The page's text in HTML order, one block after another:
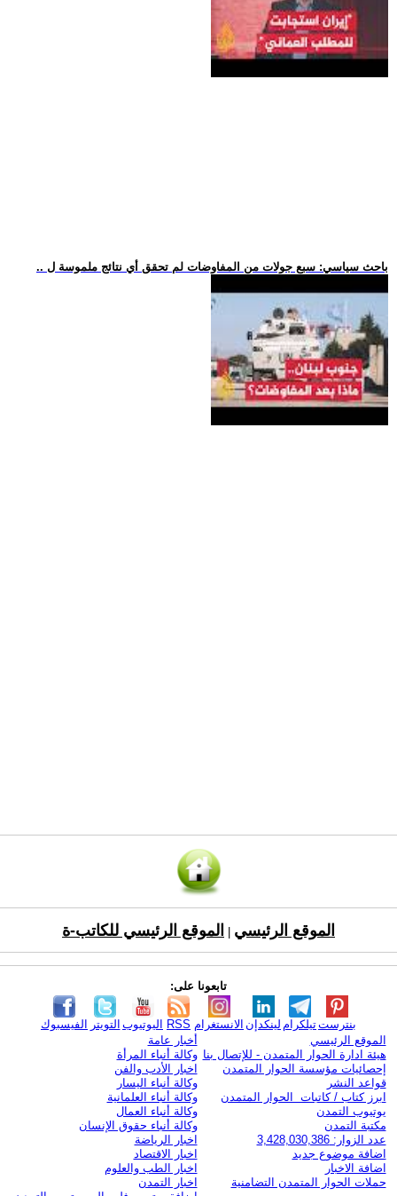
.. باحث سياسي: سبع جولات من المفاوضات لم تحقق أي نتائج ملموسة ل
الموقع الرئيسي الموقع الرئيسي للكاتب-ة
تابعونا على:
الفيسبوك التويتر اليوتيوب RSS الانستغرام لينكدإن تيلكرامبنترست
الموقع الرئيسي
هيئة ادارة الحوار المتمدن - للإتصال بنا
إحصائيات مؤسسة الحوار المتمدن
قواعد النشر
ابرز كتاب / كاتبات الحوار المتمدن
يوتيوب التمدن
مكتبة التمدن
عدد الزوار: 3,428,030,386
اضافة موضوع جديد
اضافة الاخبار
حملات الحوار المتمدن التضامنية
أخبار عامة
وكالة أنباء المرأة
اخبار الأدب والفن
وكالة أنباء اليسار
وكالة أنباء العلمانية
وكالة أنباء العمال
وكالة أنباء حقوق الإنسان
اخبار الرياضة
اخبار الاقتصاد
اخبار الطب والعلوم
اخبار التمدن